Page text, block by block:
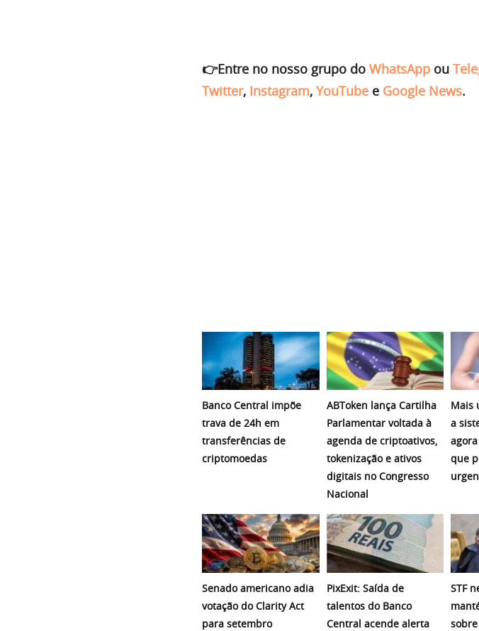
👉Entre no nosso grupo do WhatsApp ou
Twitter, Instagram, YouTube e Google News.
Banco Central impõe
trava de 24h em
transferências de
criptomoedas
ABToken lança Cartilha
Parlamentar voltada à
agenda de criptoativos,
tokenização e ativos
digitais no Congresso
Nacional
Mais
a
agora
que
Senado americano adia
votação do Clarity Act
para setembro
PixExit: Saída de
talentos do Banco
Central acende alerta
STF